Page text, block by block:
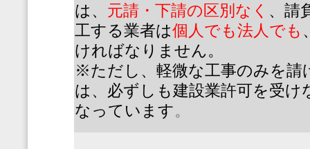
は、 元請・下請の区別なく 、請
工する業者は個人でも法人でも
ければなりません。
※ただし、軽微な工事のみを請
は、必ずしも建設業許可を受
なっています。